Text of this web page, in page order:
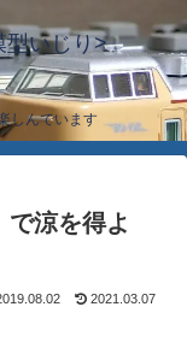
型いじり>
しんでいます
涼を得よ
2021.03.07